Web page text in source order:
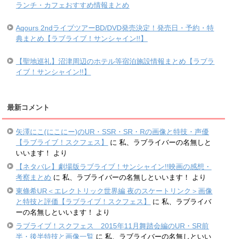
ランチ・カフェおすすめ情報まとめ
Aqours 2ndライブツアーBD/DVD発売決定！発売日・予約・特
典まとめ【ラブライブ！サンシャイン!!】
【聖地巡礼】沼津周辺のホテル等宿泊施設情報まとめ【ラブラ
イブ！サンシャイン!!】
最新コメント
矢澤にこ(にこにー)のUR・SSR・SR・Rの画像と特技・声優
【ラブライブ！スクフェス】
に私、ラブライバーの名無しと
いいます！
より
【ネタバレ】劇場版ラブライブ！サンシャイン!!映画の感想・
考察まとめ に私、ラブライバーの名無しといいます！
より
東條希UR＜エレクトリック世界編 夜のスケートリンク＞画像
と特技と評価【ラブライブ！スクフェス】
に私、ラブライバ
ーの名無しといいます！
より
ラブライブ！スクフェス 2015年11月舞踏会編のUR・SR前
半・後半特技と画像一覧 に私、ラブライバーの名無しといい